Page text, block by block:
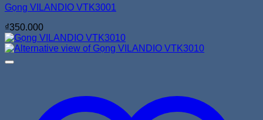
Gọng VILANDIO VTK3001
₫350.000